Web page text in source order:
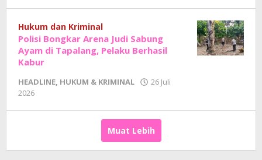
Junaedi
Sholat
Hukum dan Kriminal
Polisi Bongkar Arena Judi Sabung
Ayam di Tapalang, Pelaku Berhasil
Kabur
HEADLINE, HUKUM & KRIMINAL
26 Juli
2026
Junaedi
Muat Lebih